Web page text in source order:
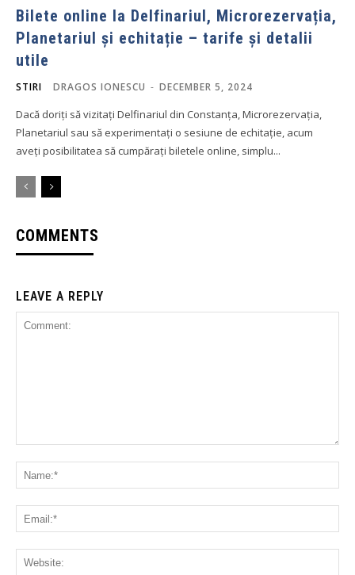
Bilete online la Delfinariul, Microrezervația,
Planetariul și echitație – tarife și detalii
utile
STIRI DRAGOS IONESCU - DECEMBER 5, 2024
Dacă doriți să vizitați Delfinariul din Constanța, Microrezervația,
Planetariul sau să experimentați o sesiune de echitație, acum
aveți posibilitatea să cumpărați biletele online, simplu...
COMMENTS
LEAVE A REPLY